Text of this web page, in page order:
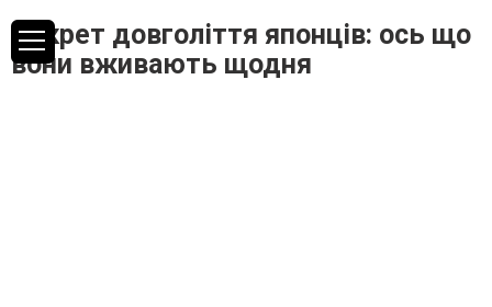
Секрет довголіття японців: ось що
вони вживають щодня